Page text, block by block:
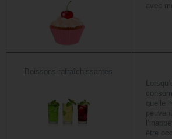
avec
Boissons rafraîchissantes
quelle
être